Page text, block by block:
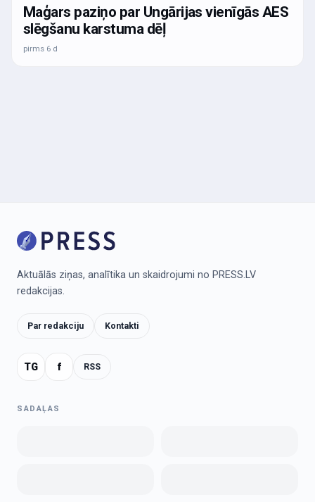
Maģars paziņo par Ungārijas vienīgās AES
slēgšanu karstuma dēļ
pirms 6 d
Aktuālās ziņas, analītika un skaidrojumi no PRESS.LV
redakcijas.
Par redakciju Kontakti
TG f RSS
SADAĻAS